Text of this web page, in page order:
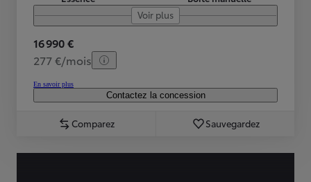
Voir plus
16 990 €
277 €/mois
En savoir plus
Contactez la concession
Comparez Sauvegardez